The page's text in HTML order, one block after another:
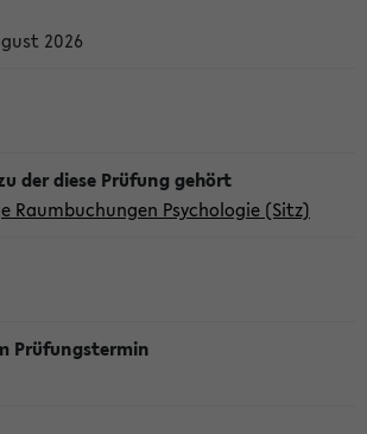
2026
Raumbuchungen Psychologie (Sitz)